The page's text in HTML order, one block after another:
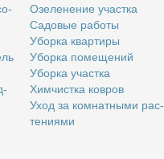
Озе­ле­не­ние участ­ка
Са­до­вые ра­бо­ты
Убор­ка квар­ти­ры
Убор­ка по­ме­ще­ний
Убор­ка участ­ка
Хим­чист­ка ков­ров
Уход за ком­нат­ны­ми рас­
те­ни­я­ми